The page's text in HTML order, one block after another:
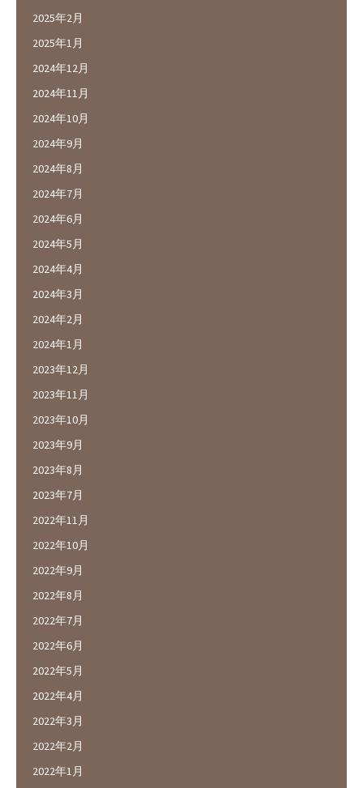
2025年2月
2025年1月
2024年12月
2024年11月
2024年10月
2024年9月
2024年8月
2024年7月
2024年6月
2024年5月
2024年4月
2024年3月
2024年2月
2024年1月
2023年12月
2023年11月
2023年10月
2023年9月
2023年8月
2023年7月
2022年11月
2022年10月
2022年9月
2022年8月
2022年7月
2022年6月
2022年5月
2022年4月
2022年3月
2022年2月
2022年1月